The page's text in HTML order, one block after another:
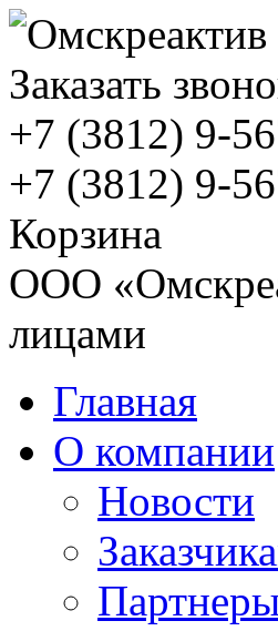
Заказать
+7 (3812) 9-
+7 (3812) 9-
Корзина
ООО
лицами
Главная
О компании
Новости